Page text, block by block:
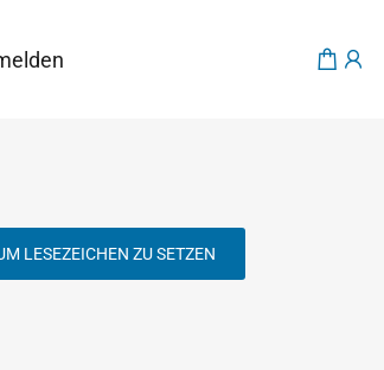
LESEZEICHEN ZU SETZEN